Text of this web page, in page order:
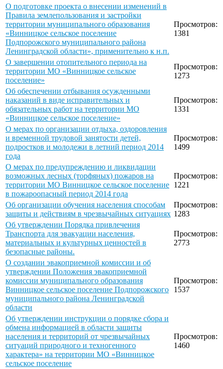
О подготовке проекта о внесении изменений в
Правила землепользования и застройки
территории муниципального образования
«Винницкое сельское поселение
Подпорожского муниципального района
Ленинградской области», применительно к н.п.
Просмотров:
1381
О завершении отопительного периода на
территории МО «Винницкое сельское
поселение»
Просмотров:
1273
Об обеспечении отбывания осужденными
наказаний в виде исправительных и
обязательных работ на территории МО
«Винницкое сельское поселение»
Просмотров:
1331
О мерах по организации отдыха, оздоровления
и временной трудовой занятости детей,
подростков и молодежи в летний период 2014
года
Просмотров:
1499
О мерах по предупреждению и ликвидации
возможных лесных (торфяных) пожаров на
территории МО Винницкое сельское поселение
в пожароопасный период 2014 года
Просмотров:
1221
Об организации обучения населения способам
защиты и действиям в чрезвычайных ситуациях
Просмотров:
1283
Об утверждении Порядка привлечения
Транспорта для эвакуации населения,
материальных и культурных ценностей в
безопасные районы.
Просмотров:
2773
О создании эвакоприемной комиссии и об
утверждении Положения эвакоприемной
комиссии муниципального образования
Винницкое сельское поселение Подпорожского
муниципального района Ленинградской
области
Просмотров:
1537
Об утверждении инструкции о порядке сбора и
обмена информацией в области защиты
населения и территорий от чрезвычайных
ситуаций природного и техногенного
характера» на территории МО «Винницкое
сельское поселение
Просмотров:
1460